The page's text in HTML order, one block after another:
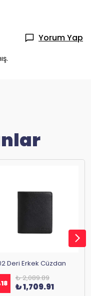
Yorum Yap
Deri Erkek Cüzdan
18
₺ 2,089.89
₺ 1,709.91